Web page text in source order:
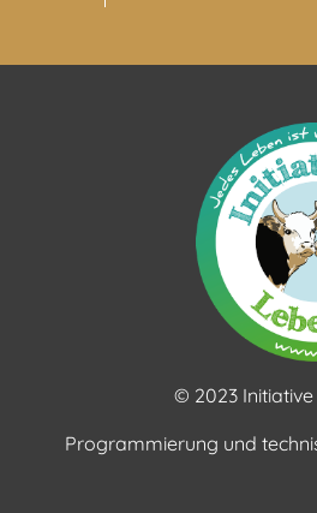
© 2023 Initiative
Programmierung und